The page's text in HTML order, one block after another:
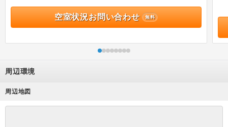
空室状況お問い合わせ 無料
周辺環境
周辺地図